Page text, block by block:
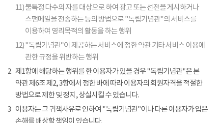
11)불특정 다수의 자를 대상으로 하여 광고 또는 선전을 게시하거나
스팸메일을 전송하는 등의 방법으로 "독립기념관"의 서비스를
이용하여 영리목적의 활동을 하는 행위
12)"독립기념관"이 제공하는 서비스에 정한 약관 기타 서비스 이용에
관한 규정을 위반하는 행위
2 제1항에 해당하는 행위를 한 이용자가 있을 경우 "독립기념관"은 본
약관 제6조 제2, 3항에서 정한 바에 따라 이용자의 회원자격을 적절한
방법으로 제한 및 정지, 상실시킬 수 있습니다.
3 이용자는 그 귀책사유로 인하여 "독립기념관"이나 다른 이용자가 입은
손해를 배상할 책임이 있습니다.